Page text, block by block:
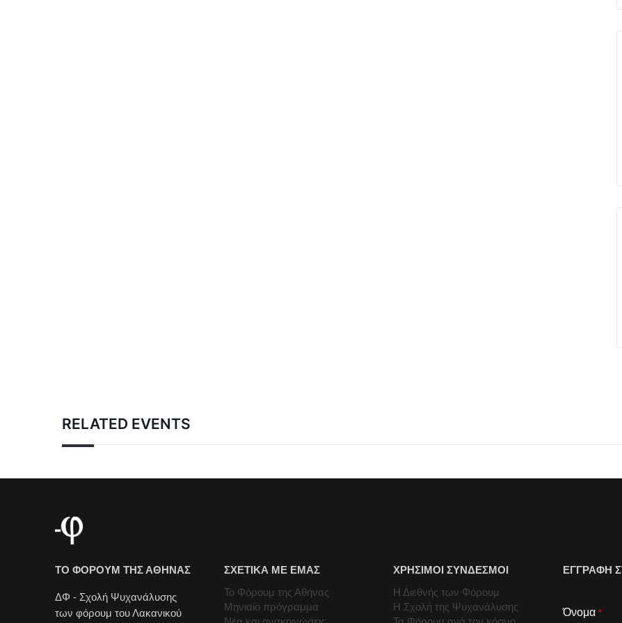
RELATED EVENTS
ΤΟ ΦΟΡΟΥΜ ΤΗΣ ΑΘΗΝΑΣ
ΔΦ - Σχολή Ψυχανάλυσης
των φόρουμ του Λακανικού
ΣΧΕΤΙΚΑ ΜΕ ΕΜΑΣ
Το Φόρουμ της Αθήνας
Μηνιαίο πρόγραμμα
ΧΡΗΣΙΜΟΙ ΣΥΝΔΕΣΜΟΙ
Η Διεθνής των Φόρουμ
Η Σχολή της Ψυχανάλυσης
ΕΓΓΡΑΦΗ
Όνομα *